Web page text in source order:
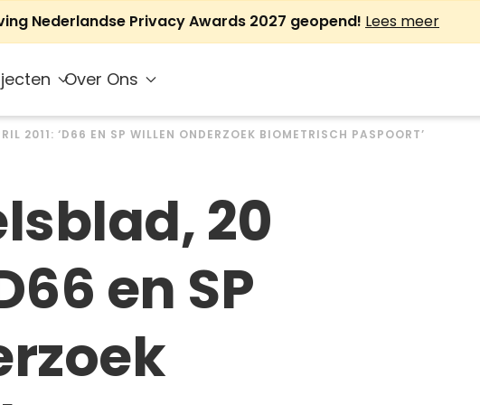
Nederlandse Privacy Awards 2027 geopend! Lees meer
Over Ons
2011: ‘D66 EN SP WILLEN ONDERZOEK BIOMETRISCH PASPOORT’
20
en SP